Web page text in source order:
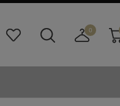
り
ダ
0
寄